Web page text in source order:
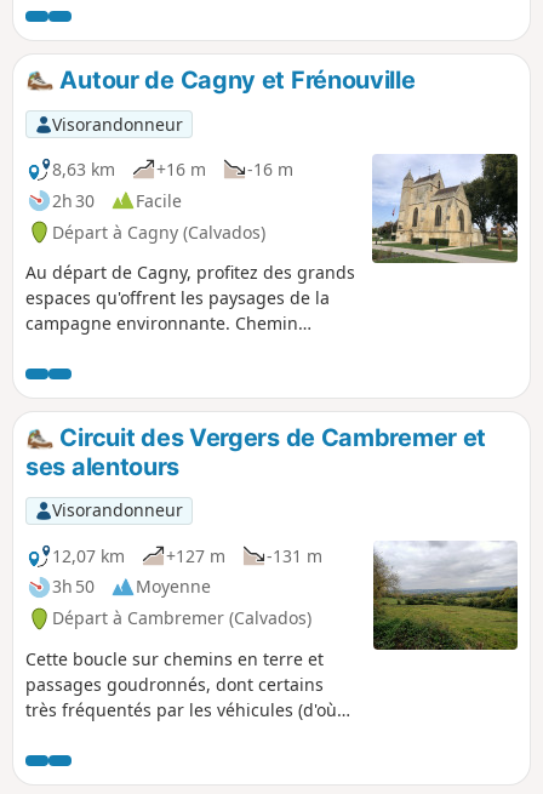
dans un autre chemin creux avant de traverser une forêt...
Quelques passages humides, une bonne descente et une
belle montée.
Autour de Cagny et Frénouville
Visorandonneur
8,63 km
+16 m
-16 m
2h 30
Facile
Départ à Cagny (Calvados)
Au départ de Cagny, profitez des grands
espaces qu'offrent les paysages de la
campagne environnante. Chemin
architectural, historique et industriel de
ce sympathique village de la plaine de
Caen.Circuit des Vergers de Cambremer et
ses alentours
Visorandonneur
12,07 km
+127 m
-131 m
3h 50
Moyenne
Départ à Cambremer (Calvados)
Cette boucle sur chemins en terre et
passages goudronnés, dont certains
très fréquentés par les véhicules (d'où
parties de sentiers, chemins et routes
communes à d'autres randonnées mais